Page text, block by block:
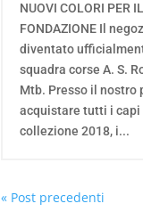
NUOVI COLORI PER
FONDAZIONE Il
diventato
squadra corse A. S.
Mtb. Presso il nostro
acquistare tutti i
collezione 2018, i...
« Post precedenti